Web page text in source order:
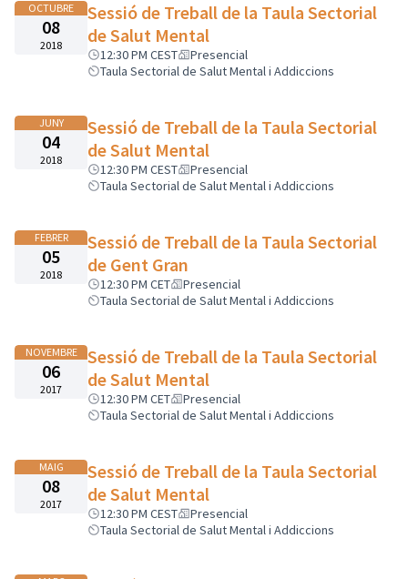
OCTUBRE
08
2018
Sessió de Treball de la Taula Sectorial
de Salut Mental
12:30 PM CEST
Presencial
Taula Sectorial de Salut Mental i Addiccions
JUNY
04
2018
Sessió de Treball de la Taula Sectorial
de Salut Mental
12:30 PM CEST
Presencial
Taula Sectorial de Salut Mental i Addiccions
FEBRER
05
2018
Sessió de Treball de la Taula Sectorial
de Gent Gran
12:30 PM CET
Presencial
Taula Sectorial de Salut Mental i Addiccions
NOVEMBRE
06
2017
Sessió de Treball de la Taula Sectorial
de Salut Mental
12:30 PM CET
Presencial
Taula Sectorial de Salut Mental i Addiccions
MAIG
08
2017
Sessió de Treball de la Taula Sectorial
de Salut Mental
12:30 PM CEST
Presencial
Taula Sectorial de Salut Mental i Addiccions